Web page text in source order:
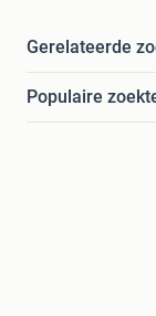
Gerelateerde
Populaire